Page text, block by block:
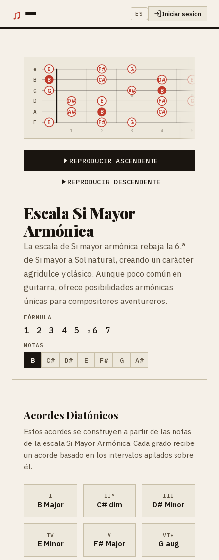
♫ ES Iniciar sesion
e
B
G
D
A
E
1 2 3 4
E F# G
A# B C#
D# E F# G
G A# B
B C# D# E
E F# G
REPRODUCIR ASCENDENTE
REPRODUCIR DESCENDENTE
Escala Si Mayor
Armónica
La escala de Si mayor armónica rebaja la 6.ª
de Si mayor a Sol natural, creando un carácter
agridulce y clásico. Aunque poco común en
guitarra, ofrece posibilidades armónicas
únicas para compositores aventureros.
FÓRMULA
1 2 3 4 5 ♭6 7
NOTAS
B C# D# E F# G A#
Acordes Diatónicos
Estos acordes se construyen a partir de las notas
de la escala Si Mayor Armónica. Cada grado recibe
un acorde basado en los intervalos apilados sobre
él.
I
B Major
II°
C# dim
III
D# Minor
IV
E Minor
V
F# Major
VI+
G aug